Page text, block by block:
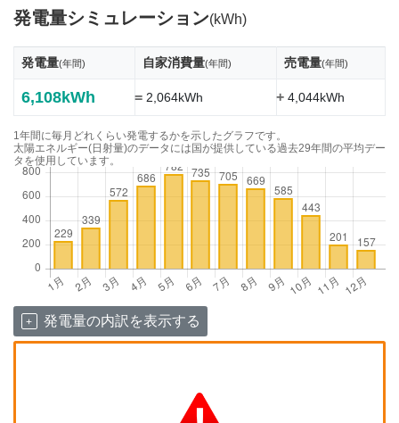
発電量シミュレーション(kWh)
発電量(年間) 自家消費量(年間) 売電量(年間)
6,108kWh =2,064kWh +4,044kWh
1年間に毎月どれくらい発電するかを示したグラフです。
太陽エネルギー(日射量)のデータには国が提供している過去29年間の平均デー
タを使用しています。
発電量の内訳を表示する